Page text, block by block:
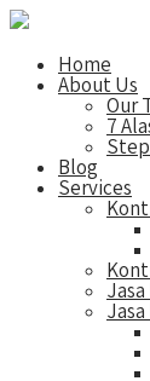
Home
About Us
Our
7
Blog
Services